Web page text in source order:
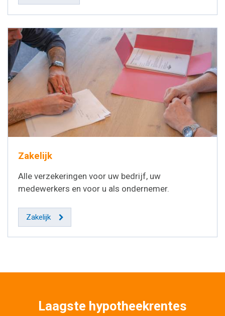
Zakelijk
Alle verzekeringen voor uw bedrijf, uw
medewerkers en voor u als ondernemer.
Zakelijk
Laagste hypotheekrentes